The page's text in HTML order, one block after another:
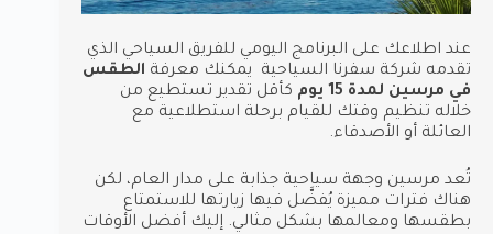
عند اطلاعك على البرنامج اليومي للفريق السياحي الذي
تقدمه شركة سفرنا السياحية يمكنك معرفة الطقس
في مرسين لمدة 15 يوم
كأقل تقدير تستطيع من
خلاله تنظيم وقتك للقيام برحلة استطلاعية مع
العائلة أو الأصدقاء.
تُعد مرسين وجهة سياحية جذابة على مدار العام، لكن
هناك فترات مميزة يُفضَّل فيها زيارتها للاستمتاع
بطقسها ومعالمها بشكل مثالي. إليك أفضل الأوقات